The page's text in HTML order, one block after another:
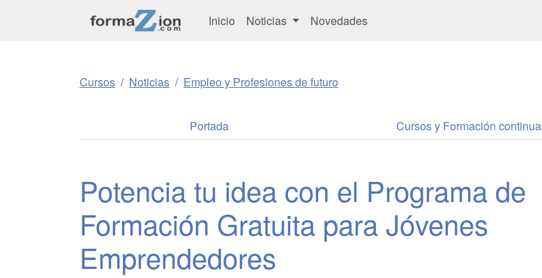
Inicio Noticias Novedades
Cursos Noticias Empleo y Profesiones de futuro
Portada Cursos y Formación continua
Potencia tu idea con el Programa de
Formación Gratuita para Jóvenes
Emprendedores